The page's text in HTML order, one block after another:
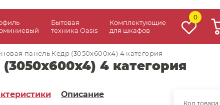
Бытовая
техника Oasis
Комплектующие
для шкафов
0
панель Кедр (3050х600х4) 4 категория
4 категория
Описание
Код товара: